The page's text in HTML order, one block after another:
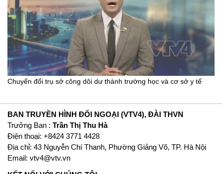
Chuyển đổi trụ sở công dôi dư thành trường học và cơ sở y tế
BAN TRUYỀN HÌNH ĐỐI NGOẠI (VTV4), ĐÀI THVN
Trưởng Ban : Trần Thị Thu Hà
Ðiện thoại: +8424 3771 4428
Địa chỉ: 43 Nguyễn Chí Thanh, Phường Giảng Võ, TP. Hà Nội
Email: vtv4@vtv.vn